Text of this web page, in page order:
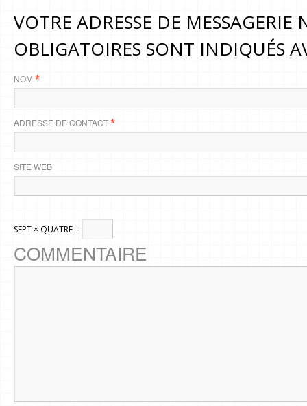
VOTRE ADRESSE DE MESSAGERIE
OBLIGATOIRES SONT INDIQUÉS
NOM *
ADRESSE DE CONTACT*
SITE WEB
SEPT × QUATRE =
COMMENTAIRE